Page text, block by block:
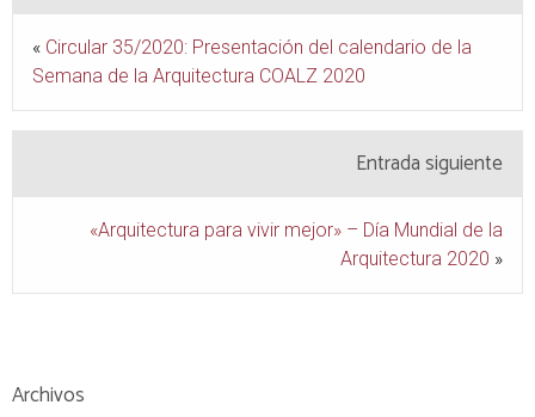
« Circular 35/2020: Presentación del calendario de la
Semana de la Arquitectura COALZ 2020
Entrada siguiente
«Arquitectura para vivir mejor» – Día Mundial de la
Arquitectura 2020 »
Archivos